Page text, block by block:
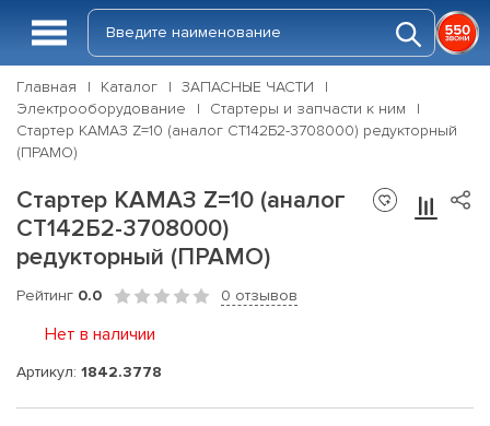
Главная Каталог
ЗАПАСНЫЕ ЧАСТИ
Электрооборудование
Стартеры и запчасти к ним
Стартер КАМАЗ Z=10 (аналог СТ142Б2-3708000) редукторный
(ПРАМО)
Стартер КАМАЗ Z=10 (аналог
СТ142Б2-3708000)
редукторный (ПРАМО)
Рейтинг 0.0 0 отзывов
Нет в наличии
Артикул: 1842.3778